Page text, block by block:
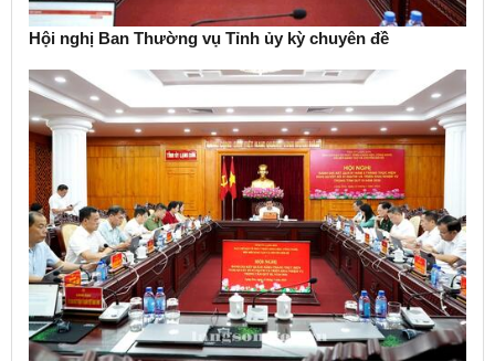
Hội nghị Ban Thường vụ Tỉnh ủy kỳ chuyên đề